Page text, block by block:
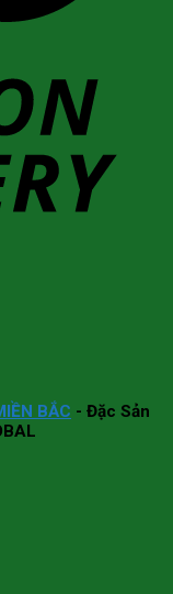
BẮC - Đặc Sản